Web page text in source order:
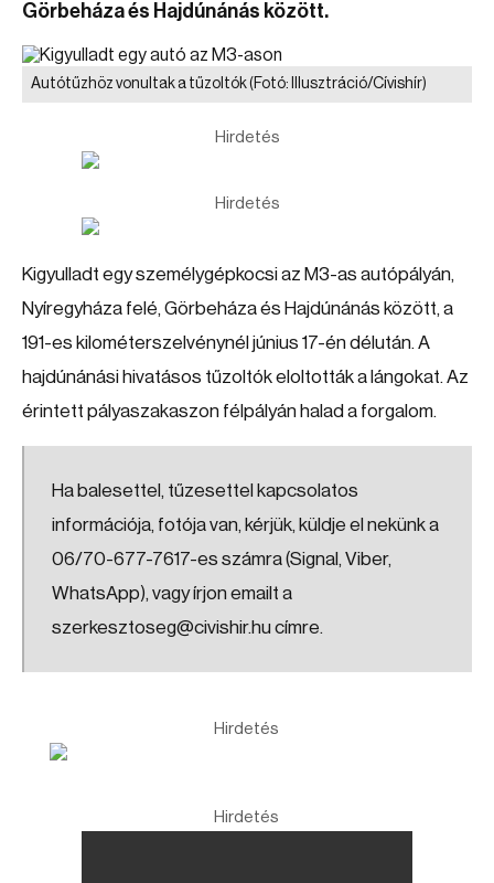
Görbeháza és Hajdúnánás között.
Autótűzhöz vonultak a tűzoltók(Fotó: Illusztráció/Cívishír)
Hirdetés
Hirdetés
Kigyulladt egy személygépkocsi az M3-as autópályán,
Nyíregyháza felé, Görbeháza és Hajdúnánás között, a
191-es kilométerszelvénynél június 17-én délután. A
hajdúnánási hivatásos tűzoltók eloltották a lángokat. Az
érintett pályaszakaszon félpályán halad a forgalom.
Ha balesettel, tűzesettel kapcsolatos
információja, fotója van, kérjük, küldje el nekünk a
06/70-677-7617-es számra (Signal, Viber,
WhatsApp), vagy írjon emailt a
szerkesztoseg@civishir.hu címre.
Hirdetés
Hirdetés